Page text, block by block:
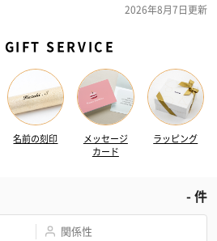
2026年8月7日更新
SERVICE
名前の刻印
メッセージ
カード
ラッピング
-件
関係性